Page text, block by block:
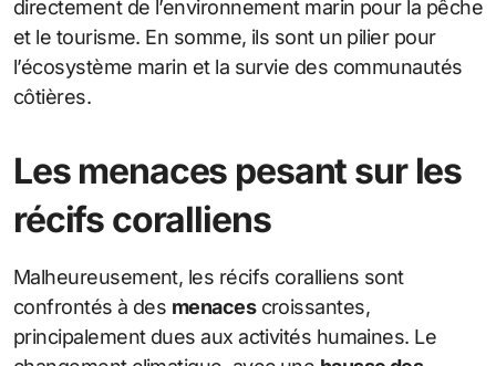
directement de l’environnement marin pour la pêche
et le tourisme. En somme, ils sont un pilier pour
l’écosystème marin et la survie des communautés
côtières.
Les menaces pesant sur les
récifs coralliens
Malheureusement, les récifs coralliens sont
confrontés à des menacescroissantes,
principalement dues aux activités humaines. Le